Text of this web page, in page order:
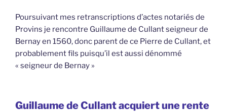
Poursuivant mes retranscriptions d’actes notariés de
Provins je rencontre Guillaume de Cullant seigneur de
Bernay en 1560, donc parent de ce Pierre de Cullant, et
probablement fils puisqu’il est aussi dénommé
« seigneur de Bernay »
Guillaume de Cullant acquiert une rente